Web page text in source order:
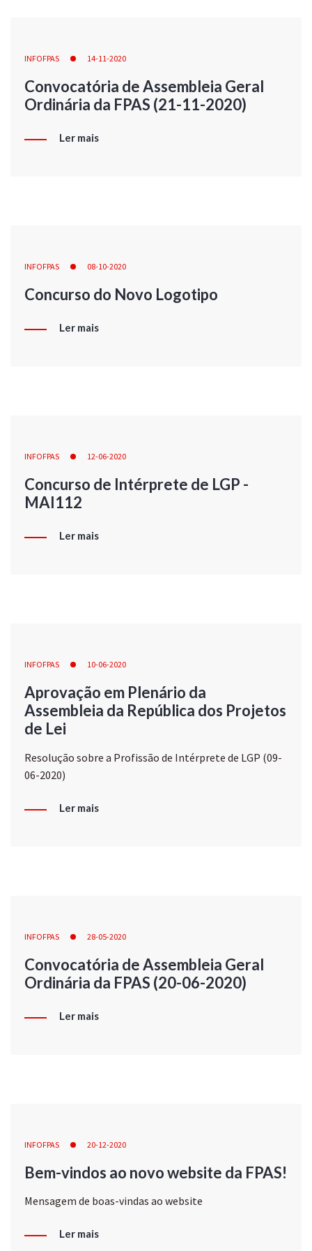
INFOFPAS 14-11-2020
Convocatória de Assembleia Geral
Ordinária da FPAS (21-11-2020)
Ler mais
INFOFPAS 08-10-2020
Concurso do Novo Logotipo
Ler mais
INFOFPAS 12-06-2020
Concurso de Intérprete de LGP -
MAI112
Ler mais
INFOFPAS 10-06-2020
Aprovação em Plenário da
Assembleia da República dos Projetos
de Lei
Resolução sobre a Profissão de Intérprete de LGP (09-
06-2020)
Ler mais
INFOFPAS 28-05-2020
Convocatória de Assembleia Geral
Ordinária da FPAS (20-06-2020)
Ler mais
INFOFPAS 20-12-2020
Bem-vindos ao novo website da FPAS!
Mensagem de boas-vindas ao website
Ler mais